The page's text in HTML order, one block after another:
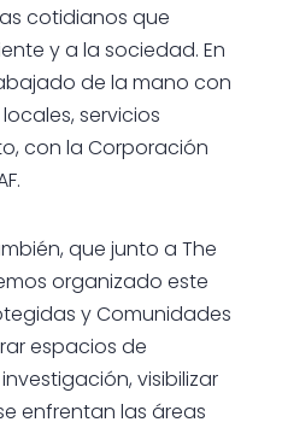
cotidianos que
y a la sociedad. En
de la mano con
servicios
con la Corporación
que junto a The
organizado este
y Comunidades
espacios de
visibilizar
enfrentan las áreas